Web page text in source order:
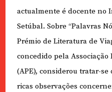
actualmente é docente no
Setúbal. Sobre “Palavras
Prémio de Literatura de
concedido pela Associação
(APE), considerou tratar-se
ricas observações